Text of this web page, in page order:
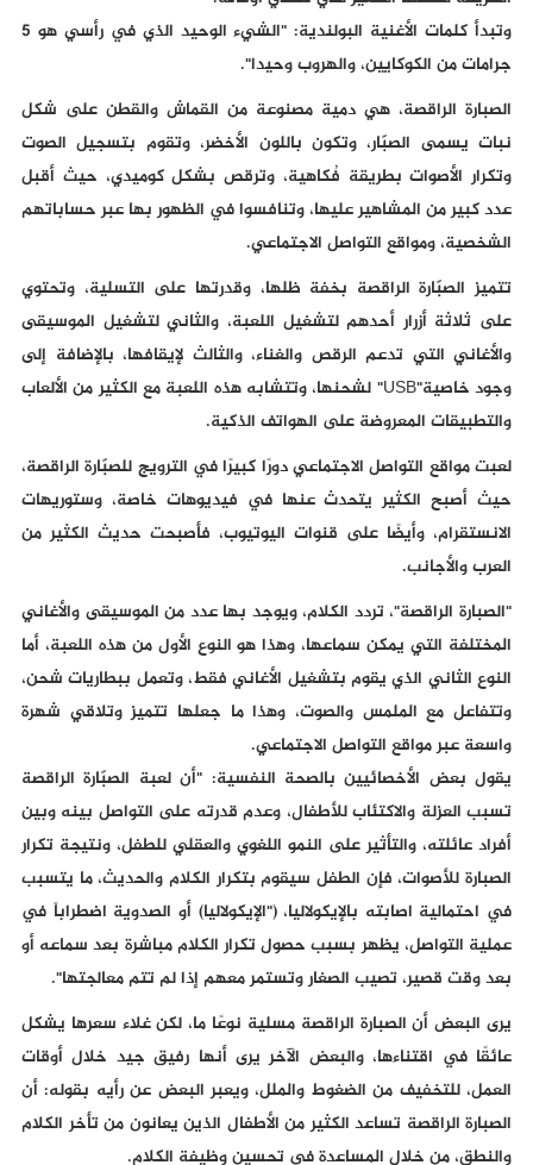
وتبدأ كلمات الأغنية البولندية: "الشيء الوحيد الذي في رأسي هو 5
جرامات من الكوكايين، والهروب وحيدا".
الصبارة الراقصة، هي دمية مصنوعة من القماش والقطن على شكل
نبات يسمى الصبّار، وتكون باللون الأخضر، وتقوم بتسجيل الصوت
وتكرار الأصوات بطريقة فُكاهية، وترقص بشكل كوميدي، حيث أقبل
عدد كبير من المشاهير عليها، وتنافسوا في الظهور بها عبر حساباتهم
الشخصية، ومواقع التواصل الاجتماعي.
تتميز الصبّارة الراقصة بخفة ظلها، وقدرتها على التسلية، وتحتوي
على ثلاثة أزرار أحدهم لتشغيل اللعبة، والثاني لتشغيل الموسيقى
والأغاني التي تدعم الرقص والغناء، والثالث لإيقافها، بالإضافة إلى
وجود خاصية"USB" لشحنها، وتتشابه هذه اللعبة مع الكثير من الألعاب
والتطبيقات المعروضة على الهواتف الذكية.
لعبت مواقع التواصل الاجتماعي دورًا كبيرًا في الترويج للصبّارة الراقصة،
حيث أصبح الكثير يتحدث عنها في فيديوهات خاصة، وستوريهات
الانستقرام، وأيضًا على قنوات اليوتيوب، فأصبحت حديث الكثير من
العرب والأجانب.
"الصبارة الراقصة"، تردد الكلام، ويوجد بها عدد من الموسيقى والأغاني
المختلفة التي يمكن سماعها، وهذا هو النوع الأول من هذه اللعبة، أما
النوع الثاني الذي يقوم بتشغيل الأغاني فقط، وتعمل ببطاريات شحن،
وتتفاعل مع الملمس والصوت، وهذا ما جعلها تتميز وتلاقي شهرة
واسعة عبر مواقع التواصل الاجتماعي.
يقول بعض الأخصائيين بالصحة النفسية: "أن لعبة الصبّارة الراقصة
تسبب العزلة والاكتئاب للأطفال، وعدم قدرته على التواصل بينه وبين
أفراد عائلته، والتأثير على النمو اللغوي والعقلي للطفل، ونتيجة تكرار
الصبارة للأصوات، فإن الطفل سيقوم بتكرار الكلام والحديث، ما يتسبب
في احتمالية اصابته بالإيكولاليا، ("الإيكولاليا) أو الصدوية اضطراباً في
عملية التواصل، يظهر بسبب حصول تكرار الكلام مباشرة بعد سماعه أو
بعد وقت قصير، تصيب الصغار وتستمر معهم إذا لم تتم معالجتها".
يرى البعض أن الصبارة الراقصة مسلية نوعًا ما، لكن غلاء سعرها يشكل
عائقًا في اقتناءها، والبعض الآخر يرى أنها رفيق جيد خلال أوقات
العمل، للتخفيف من الضغوط والملل، ويعبر البعض عن رأيه بقوله: أن
الصبارة الراقصة تساعد الكثير من الأطفال الذين يعانون من تأخر الكلام
والنطق، من خلال المساعدة في تحسين وظيفة الكلام.